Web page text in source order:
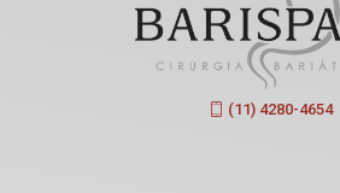
(11) 4280-4654